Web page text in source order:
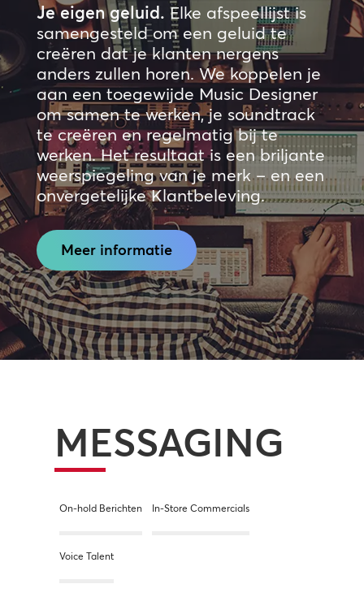
Je eigen geluid. Elke afspeellijst is
samengesteld om een geluid te
creëren dat je klanten nergens
anders zullen horen. We koppelen je
aan een toegewijde Music Designer
om samen te werken, je soundtrack
te creëren en regelmatig bij te
werken. Het resultaat is een briljante
weerspiegeling van je merk – en een
onvergetelijke Klantbeleving.
Meer informatie
MESSAGING
On-hold Berichten In-Store Commercials
Voice Talent